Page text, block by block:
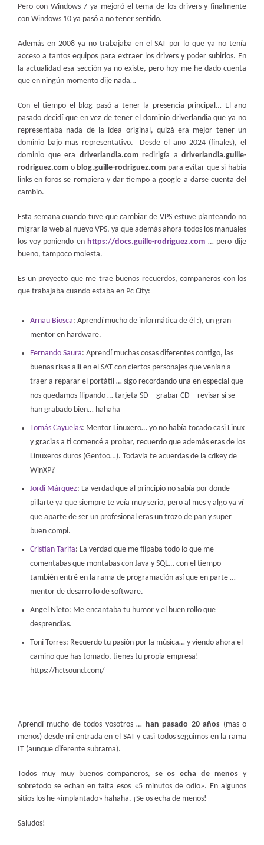
Pero con Windows 7 ya mejoró el tema de los drivers y finalmente
con Windows 10 ya pasó a no tener sentido.
Además en 2008 ya no trabajaba en el SAT por lo que ya no tenía
acceso a tantos equipos para extraer los drivers y poder subirlos. En
la actualidad esa sección ya no existe, pero hoy me he dado cuenta
que en ningún momento dije nada…
Con el tiempo el blog pasó a tener la presencia principal… El año
pasado decidí que en vez de tener el dominio driverlandia que ya no
representaba nada de la idea original, quizá era mejor tener un
dominio bajo mas representativo. Desde el año 2024 (finales), el
dominio que era driverlandia.comredirigía a driverlandia.guille-
rodriguez.com oblog.guille-rodriguez.com para evitar que si había
links en foros se rompiera y dar tiempo a google a darse cuenta del
cambio.
Esta semana cuando tuve que cambiar de VPS estuve planteando no
migrar la web al nuevo VPS, ya que además ahora todos los manuales
los voy poniendo enhttps://docs.guille-rodriguez.com … pero dije
bueno, tampoco molesta.
Es un proyecto que me trae buenos recuerdos, compañeros con los
que trabajaba cuando estaba en Pc City:
Arnau Biosca: Aprendí mucho de informática de él :), un gran
mentor en hardware.
Fernando Saura: Aprendí muchas cosas diferentes contigo, las
buenas risas allí en el SAT con ciertos personajes que venían a
traer a reparar el portátil … sigo recordando una en especial que
nos quedamos flipando … tarjeta SD – grabar CD – revisar si se
han grabado bien… hahaha
Tomás Cayuelas: Mentor Linuxero… yo no había tocado casi Linux
y gracias a tí comencé a probar, recuerdo que además eras de los
Linuxeros duros (Gentoo…). Todavía te acuerdas de la cdkey de
WinXP?
Jordi Márquez: La verdad que al principio no sabía por donde
pillarte ya que siempre te veía muy serio, pero al mes y algo ya ví
que aparte de ser un profesional eras un trozo de pan y super
buen compi.
Cristian Tarifa: La verdad que me flipaba todo lo que me
comentabas que montabas con Java y SQL… con el tiempo
también entré en la rama de programación así que en parte …
mentor de desarrollo de software.
Angel Nieto: Me encantaba tu humor y el buen rollo que
desprendías.
Toni Torres: Recuerdo tu pasión por la música… y viendo ahora el
camino que has tomado, tienes tu propia empresa!
https://hctsound.com/
Aprendí mucho de todos vosotros … han pasado 20 años (mas o
menos) desde mi entrada en el SAT y casi todos seguimos en la rama
IT (aunque diferente subrama).
Todos muy muy buenos compañeros, se os echa de menos y
sobretodo se echan en falta esos «5 minutos de odio». En algunos
sitios los he «implantado» hahaha. ¡Se os echa de menos!
Saludos!